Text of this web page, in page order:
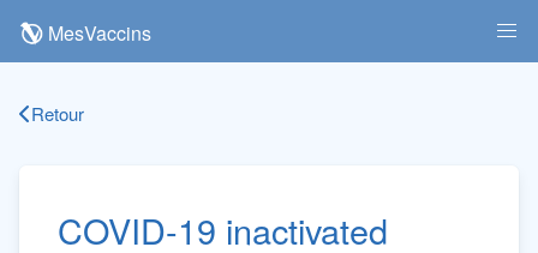
MesVaccins
Retour
COVID-19 inactivated